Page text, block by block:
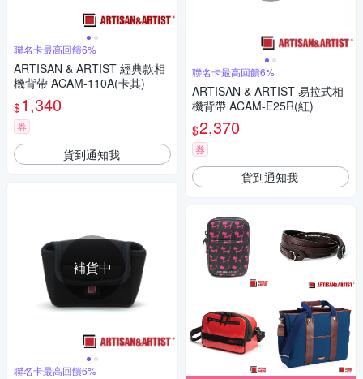
聯名卡最高回饋6%
ARTISAN & ARTIST 經典款相
機背帶 ACAM-110A(卡其)
$1,340
券
貨到通知我
補貨中
聯名卡最高回饋6%
聯名卡最高回饋6%
ARTISAN & ARTIST 易拉式相
機背帶 ACAM-E25R(紅)
$2,370
券
貨到通知我